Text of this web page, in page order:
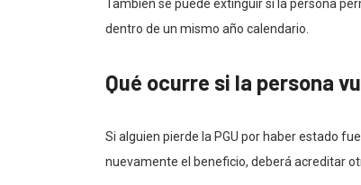
También se puede extinguir si la persona
dentro de un mismo año calendario.
Qué ocurre si la persona
Si alguien pierde la PGU por haber estado
nuevamente el beneficio, deberá acreditar